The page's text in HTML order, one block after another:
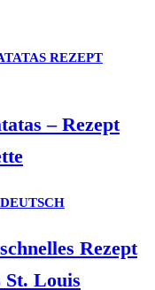
– Rezept
Rezept
Louis